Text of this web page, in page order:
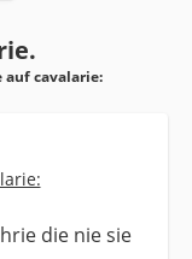
aufcavalarie:
die nie sie